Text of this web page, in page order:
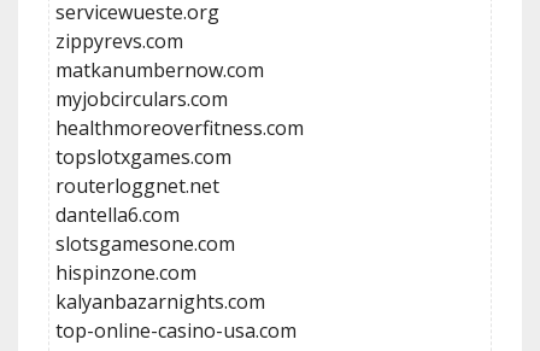
servicewueste.org
zippyrevs.com
matkanumbernow.com
myjobcirculars.com
healthmoreoverfitness.com
topslotxgames.com
routerloggnet.net
dantella6.com
slotsgamesone.com
hispinzone.com
kalyanbazarnights.com
top-online-casino-usa.com